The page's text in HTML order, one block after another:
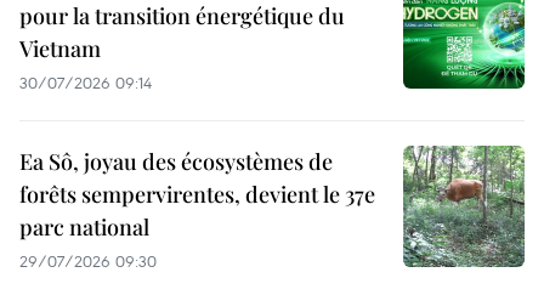
pour la transition énergétique du
Vietnam
30/07/2026 09:14
Ea Sô, joyau des écosystèmes de
forêts sempervirentes, devient le 37e
parc national
29/07/2026 09:30